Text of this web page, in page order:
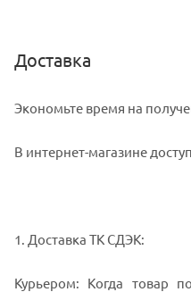
Доставка
Экономьте время на
В интернет-магазине
1. Доставка ТК СДЭК:
Курьером: Когда товар